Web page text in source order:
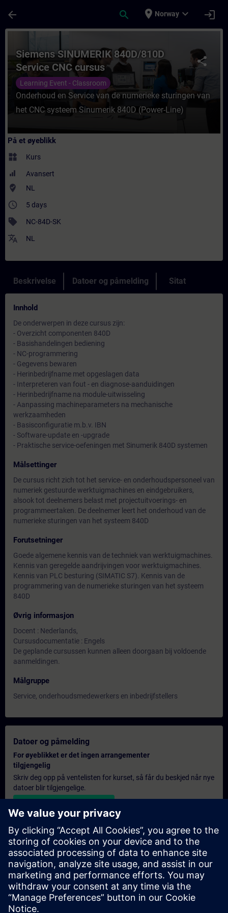
arrow_back search place Norway expand_more login
share
Siemens SINUMERIK 840D/810D
Service CNC cursus
Learning Event - Classroom
Onderhoud en Service van de numerieke sturingen van
het CNC systeem Sinumerik 840D (Power-Line)
På et øyeblikk
widgets Kurs
Avansert
where_to_vote NL
access_time 5 days
sell NC-84D-SK
translate NL
Beskrivelse Datoer og påmelding Sitat
Innhold
De onderwerpen in deze cursus zijn:
- Overzicht componenten 840D
- Basishandelingen bediening
- NC-programmering
- Gegevens bewaren
- Herinbedrijfname met opgeslagen data
- Interpreteren van fout - en diagnose-aanduidingen
- Herinbedrijfname na module-uitwisseling
- Aanpassing machineparameters na mechanische
werkzaamheden
- Basisconfiguratie m.b.v. IBN
- Software-update en -upgrade
- Praktische service-oefeningen met Sinumerik 840D systemen
Målsettinger
De cursus richt zich tot het service- en onderhoudspersoneel van
numeriek gestuurde werktuigmachines en eindgebruikers,
alsook tot deelnemers belast met projectuitvoerings- en
programmeertaken. De deelnemer leert het onderhoud van de
numerieke sturingen van het systeem 840D
Forutsetninger
Goede algemene kennis van de techniek van werktuigmachines.
Kennis van geregelde aandrijvingen voor werktuigmachines.
Kennis van PLC besturing (SIMATIC S7). Kennis van de
programmering van de numerieke sturingen van het systeem
840D
Øvrig informasjon
Docent : Nederlands,
Cursusdocumentatie : Engels
De geplande cursussen kunnen alleen doorgaan bij voldoende
aanmeldingen.
Målgruppe
Service, onderhoudsmedewerkers en inbedrijfstellers
Datoer og påmelding
For øyeblikket er det ingen arrangementer
tilgjengelig
Skriv deg opp på ventelisten for kurset, så får du beskjed når nye
datoer blir tilgjengelige.
Personlig tilbud
Hvis du trenger et standard pristilbud for denne opplæringen,
for eksempel til innkjøpsavdelingen, kan du klikke på lenken
nedenfor. Du må først oppgi noen personopplysninger, og
deretter vil du motta et pristilbud på e-post.
Gi tilbud